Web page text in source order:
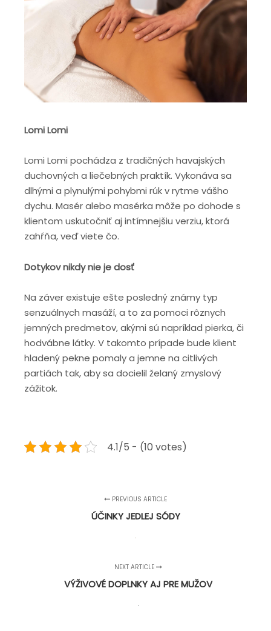
Lomi Lomi
Lomi Lomi pochádza z tradičných havajských
duchovných a liečebných praktík. Vykonáva sa
dlhými a plynulými pohybmi rúk v rytme vášho
dychu. Masér alebo masérka môže po dohode s
klientom uskutočniť aj intímnejšiu verziu, ktorá
zahŕňa, veď viete čo.
Dotykov nikdy nie je dosť
Na záver existuje ešte posledný známy typ
senzuálnych masáží, a to za pomoci rôznych
jemných predmetov, akými sú napríklad pierka, či
hodvábne látky. V takomto prípade bude klient
hladený pekne pomaly a jemne na citlivých
partiách tak, aby sa docielil želaný zmyslový
zážitok.
4.1/5 - (10 votes)
PREVIOUS ARTICLE
ÚČINKY JEDLEJ SÓDY
NEXT ARTICLE
VÝŽIVOVÉ DOPLNKY AJ PRE MUŽOV